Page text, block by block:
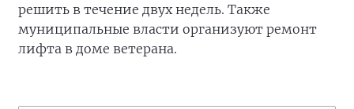
решить в течение двух недель. Также
муниципальные власти организуют ремонт
лифта в доме ветерана.